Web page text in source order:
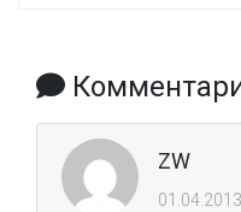
ZW
01.04.2013